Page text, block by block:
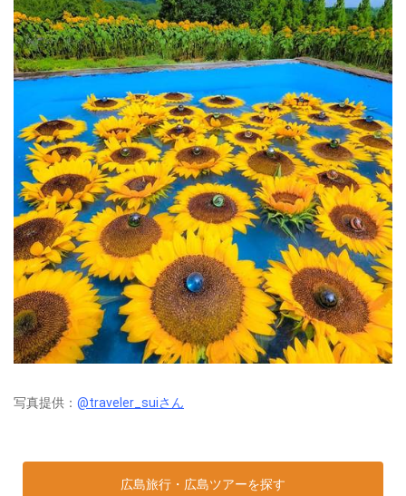
写真提供： @traveler_suiさん
広島旅行・広島ツアーを探す